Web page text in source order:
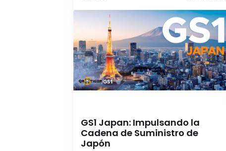
GS1 Japan: Impulsando la
Cadena de Suministro de
Japón